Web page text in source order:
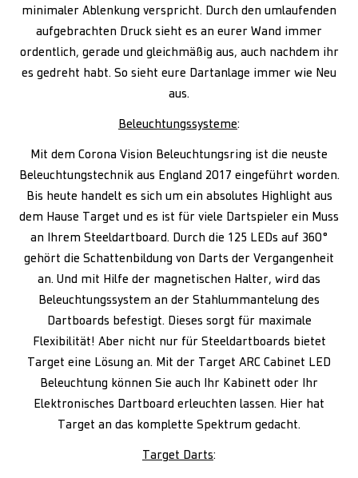
minimaler Ablenkung verspricht. Durch den umlaufenden
aufgebrachten Druck sieht es an eurer Wand immer
ordentlich, gerade und gleichmäßig aus, auch nachdem ihr
es gedreht habt. So sieht eure Dartanlage immer wie Neu
aus.
Beleuchtungssysteme:
Mit dem Corona Vision Beleuchtungsring ist die neuste
Beleuchtungstechnik aus England 2017 eingeführt worden.
Bis heute handelt es sich um ein absolutes Highlight aus
dem Hause Target und es ist für viele Dartspieler ein Muss
an Ihrem Steeldartboard. Durch die 125 LEDs auf 360°
gehört die Schattenbildung von Darts der Vergangenheit
an. Und mit Hilfe der magnetischen Halter, wird das
Beleuchtungssystem an der Stahlummantelung des
Dartboards befestigt. Dieses sorgt für maximale
Flexibilität! Aber nicht nur für Steeldartboards bietet
Target eine Lösung an. Mit der Target ARC Cabinet LED
Beleuchtung können Sie auch Ihr Kabinett oder Ihr
Elektronisches Dartboard erleuchten lassen. Hier hat
Target an das komplette Spektrum gedacht.
Target Darts: